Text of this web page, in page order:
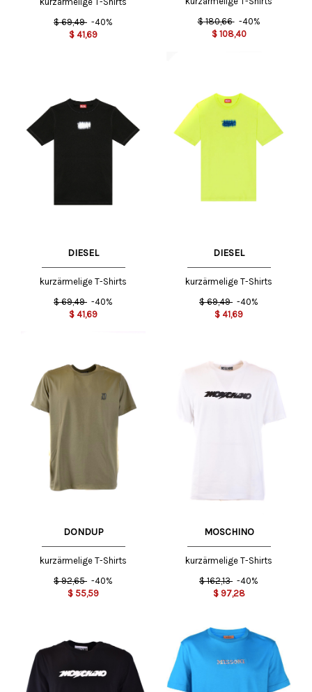
$ 69,49 -40%
$ 41,69
$ 180,66 -40%
$ 108,40
DIESEL
kurzärmelige T-Shirts
$ 69,49 -40%
$ 41,69
DIESEL
kurzärmelige T-Shirts
$ 69,49 -40%
$ 41,69
DONDUP
kurzärmelige T-Shirts
$ 92,65 -40%
$ 55,59
MOSCHINO
kurzärmelige T-Shirts
$ 162,13 -40%
$ 97,28